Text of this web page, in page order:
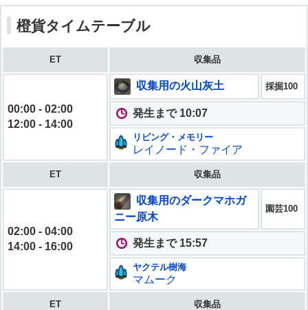
橙貨タイムテーブル
ET 収集品
00:00 - 02:00
12:00 - 14:00
収集用の火山灰土 採掘100
発生まで 10:05
リビング・メモリー
レイノード・ファイア
ET 収集品
02:00 - 04:00
14:00 - 16:00
収集用のダークマホガ
ニー原木
園芸100
発生まで 15:55
ヤクテル樹海
マムーク
ET 収集品